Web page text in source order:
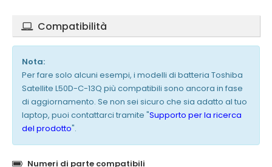
Compatibilità
Nota:
Per fare solo alcuni esempi, i modelli di batteria Toshiba
Satellite L50D-C-13Q più compatibili sono ancora in fase
di aggiornamento. Se non sei sicuro che sia adatto al tuo
laptop, puoi contattarci tramite "Supporto per la ricerca
del prodotto".
Numeri di parte compatibili